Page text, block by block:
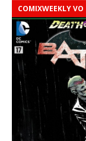
COMIXWEEKLY VO